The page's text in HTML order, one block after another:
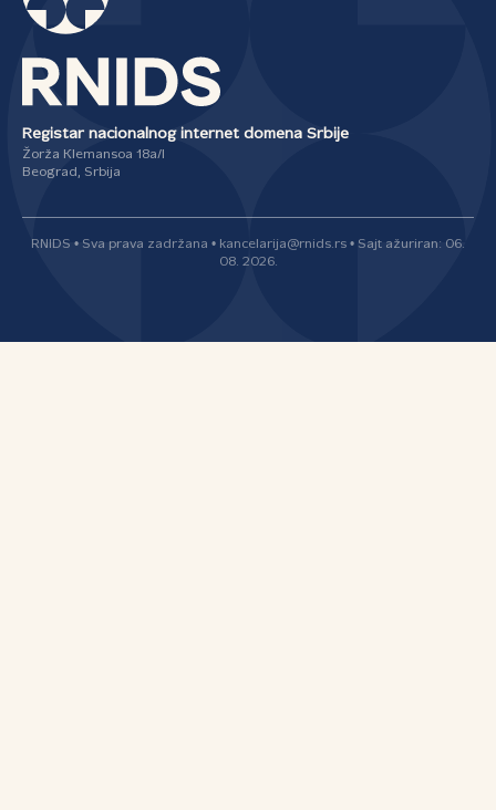
Registar nacionalnog internet domena Srbije
Žorža Klemansoa 18a/I
Beograd, Srbija
RNIDS • Sva prava zadržana • kancelarija@rnids.rs • Sajt ažuriran: 06.
08. 2026.